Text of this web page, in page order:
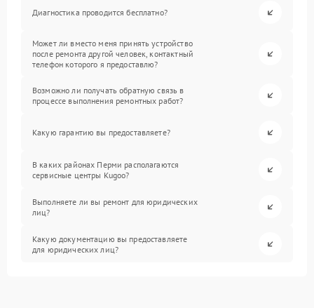
Диагностика проводится бесплатно?
Может ли вместо меня принять устройство
после ремонта другой человек, контактный
телефон которого я предоставлю?
Возможно ли получать обратную связь в
процессе выполнения ремонтных работ?
Какую гарантию вы предоставляете?
В каких районах Перми располагаются
сервисные центры Kugoo?
Выполняете ли вы ремонт для юридических
лиц?
Какую документацию вы предоставляете
для юридических лиц?